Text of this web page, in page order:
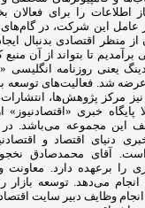
اطلاعات را برای
عامل این شرکت، در
منظر اقتصادی بدنبال
برآمدیم تا بتواند از آن
عرضه شد. فعالیت‌های توسعه
نیز مرکز پژوهش‌ها،
پایگاه خبری
این مجموعه می‌باشد.
دنیای اقتصاد و
آقای محمدصادق
را برعهده دارد. معاونت
انجام می‌دهد. توسعه بازار
وظایف دبیر سایت